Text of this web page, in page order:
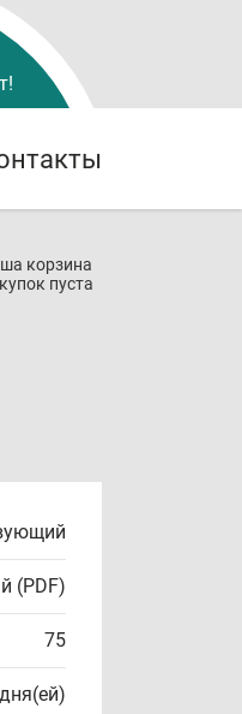
корзина
пуста
(PDF)
75